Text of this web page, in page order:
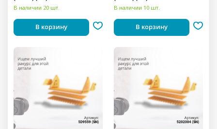
В наличии 20 шт.
В корзину
В наличии 10 шт.
В корзину